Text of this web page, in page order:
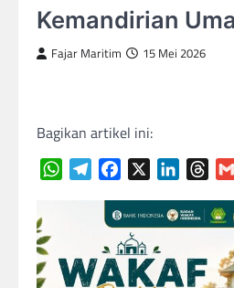
Kemandirian
Fajar Maritim 15 Mei 2026
Bagikan artikel ini:
WhatsAppTelegramFacebook LinkedIn